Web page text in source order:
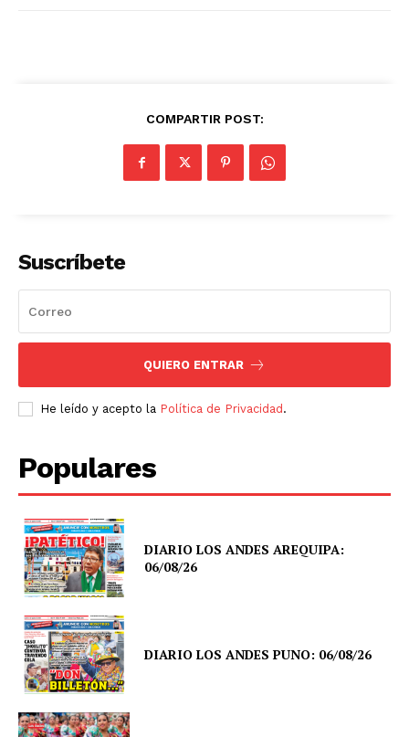
COMPARTIR POST:
Suscríbete
QUIERO ENTRAR
He leído y acepto la Política de Privacidad .
Populares
DIARIO LOS ANDES AREQUIPA:
06/08/26
DIARIO LOS ANDES PUNO: 06/08/26